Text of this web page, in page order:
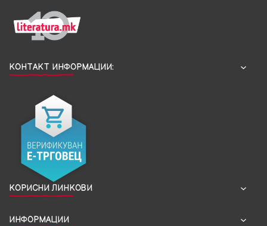
КОНТАКТ ИНФОРМАЦИИ:
КОРИСНИ ЛИНКОВИ
ИНФОРМАЦИИ